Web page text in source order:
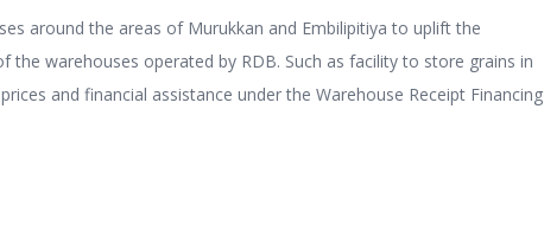
around the areas of Murukkan and Embilipitiya to uplift the
warehouses operated by RDB. Such as facility to store grains in
and financial assistance under the Warehouse Receipt Financing